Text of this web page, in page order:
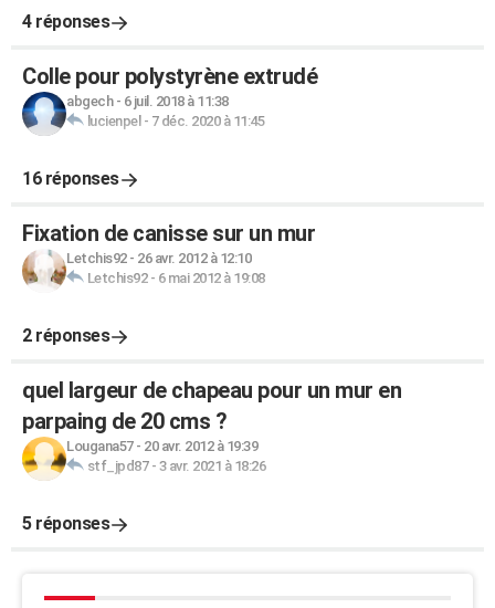
4 réponses
Colle pour polystyrène extrudé
abgech- 6 juil. 2018 à 11:38
lucienpel - 7 déc. 2020 à 11:45
16 réponses
Fixation de canisse sur un mur
Letchis92- 26 avr. 2012 à 12:10
Letchis92- 6 mai 2012 à 19:08
2 réponses
quel largeur de chapeau pour un mur en
parpaing de 20 cms ?
Lougana57- 20 avr. 2012 à 19:39
stf_jpd87- 3 avr. 2021 à 18:26
5 réponses